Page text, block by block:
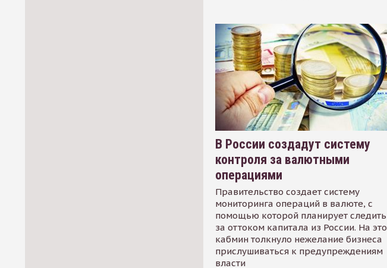
В России создадут систему
контроля за валютными
операциями
Правительство создает систему
мониторинга операций в валюте, с
помощью которой планирует следить
за оттоком капитала из России. На это
кабмин толкнуло нежелание бизнеса
прислушиваться к предупреждениям
власти